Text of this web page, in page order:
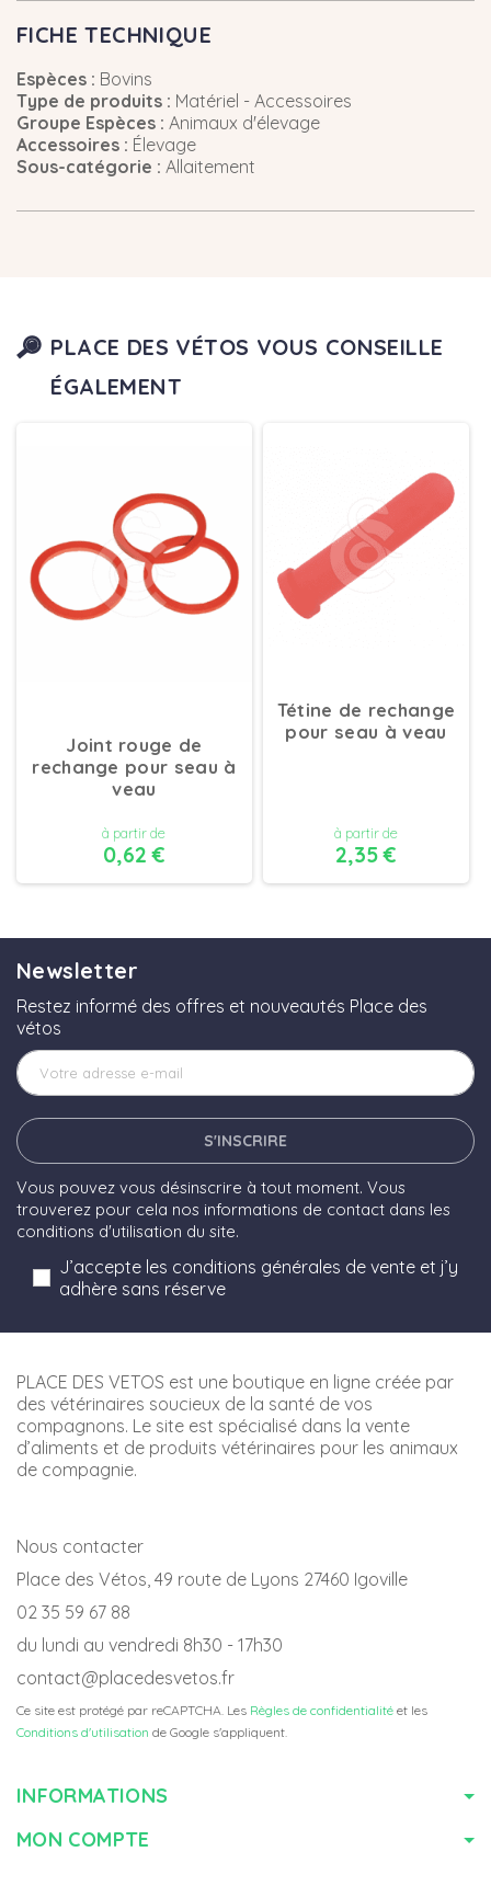
FICHE TECHNIQUE
Espèces : Bovins
Type de produits : Matériel - Accessoires
Groupe Espèces : Animaux d'élevage
Accessoires : Élevage
Sous-catégorie : Allaitement
PLACE DES VÉTOS VOUS CONSEILLE
ÉGALEMENT
Joint rouge de
rechange pour seau à
veau
à partir de
0,62 €
Tétine de rechange
pour seau à veau
à partir de
2,35 €
Newsletter
Restez informé des offres et nouveautés Place des
vétos
S'INSCRIRE
Vous pouvez vous désinscrire à tout moment. Vous
trouverez pour cela nos informations de contact dans les
conditions d'utilisation du site.
J’accepte les conditions générales de vente et j’y
adhère sans réserve
PLACE DES VETOS est une boutique en ligne créée par
des vétérinaires soucieux de la santé de vos
compagnons. Le site est spécialisé dans la vente
d’aliments et de produits vétérinaires pour les animaux
de compagnie.
Nous contacter
Place des Vétos, 49 route de Lyons 27460 Igoville
02 35 59 67 88
du lundi au vendredi 8h30 - 17h30
contact@placedesvetos.fr
Ce site est protégé par reCAPTCHA. Les Règles de confidentialité et les
Conditions d'utilisation de Google s'appliquent.
INFORMATIONS
MON COMPTE